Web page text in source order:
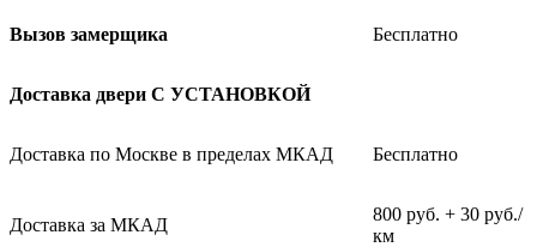
Вызов замерщика Бесплатно
Доставка двери С УСТАНОВКОЙ
Доставка по Москве в пределах МКАД Бесплатно
Доставка за МКАД
800 руб. + 30 руб./
км